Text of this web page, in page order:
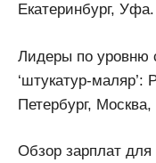
Екатеринбург, Уфа.
Лидеры по уровню
‘штукатур-маляр’:
Петербург,
Обзор зарплат для